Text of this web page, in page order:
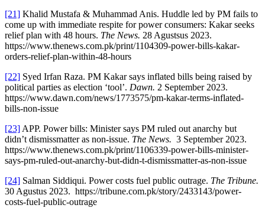
[21] Khalid Mustafa & Muhammad Anis. Huddle led by PM fails to
come up with immediate respite for power consumers: Kakar seeks
relief plan with 48 hours. The News. 28 Agustsus 2023.
https://www.thenews.com.pk/print/1104309-power-bills-kakar-
orders-relief-plan-within-48-hours
[22] Syed Irfan Raza. PM Kakar says inflated bills being raised by
political parties as election ‘tool’. Dawn. 2 September 2023.
https://www.dawn.com/news/1773575/pm-kakar-terms-inflated-
bills-non-issue
[23] APP. Power bills: Minister says PM ruled out anarchy but
didn’t dismissmatter as non-issue. The News. 3 September 2023.
https://www.thenews.com.pk/print/1106339-power-bills-minister-
says-pm-ruled-out-anarchy-but-didn-t-dismissmatter-as-non-issue
[24] Salman Siddiqui. Power costs fuel public outrage. The Tribune.
30 Agustus 2023. https://tribune.com.pk/story/2433143/power-
costs-fuel-public-outrage